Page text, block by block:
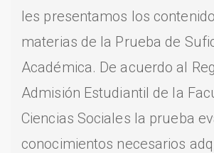
les presentamos los
materias de la Prueba de
Académica. De acuerdo al
Admisión Estudiantil de la
Ciencias Sociales la prueba
conocimientos necesarios